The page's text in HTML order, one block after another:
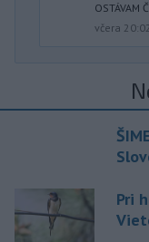
OSTÁVAM
včera 20:02
Pri